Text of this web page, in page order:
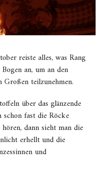
reiste alles, was Rang
an, um an den
Großen teilzunehmen.
über das glänzende
fast die Röcke
dann sieht man die
erhellt und die
und